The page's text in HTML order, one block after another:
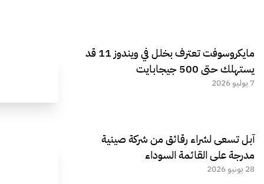
مايكروسوفت تعترف بخلل في ويندوز 11 قد
يستهلك حتى 500 جيجابايت
7 يوليو 2026
آبل تسعى لشراء رقائق من شركة صينية
مدرجة على القائمة السوداء
28 يونيو 2026